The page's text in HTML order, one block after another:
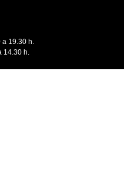
a 19.30 h.
14.30 h.